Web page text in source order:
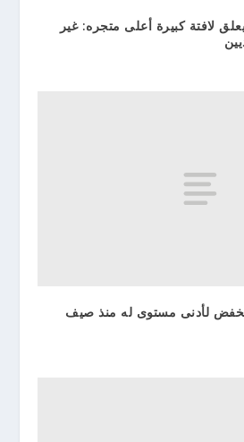
لافتة كبيرة أعلى متجره: غير
لأدنى مستوى له منذ صيف